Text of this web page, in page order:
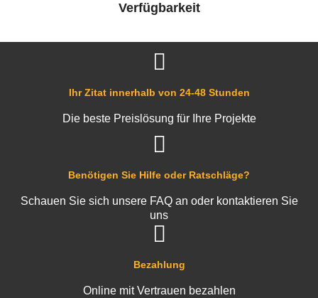
Verfügbarkeit
Bezahlung
Online mit Vertrauen bezahlen
Benötigen Sie Hilfe oder Ratschläge?
Schauen Sie sich unsere FAQ an oder kontaktieren Sie
uns
Ihr Zitat innerhalb von 24-48 Stunden
Die beste Preislösung für Ihre Projekte